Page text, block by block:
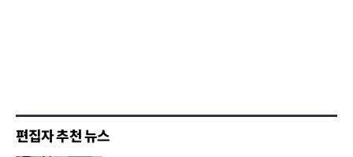
편집자 추천 뉴스